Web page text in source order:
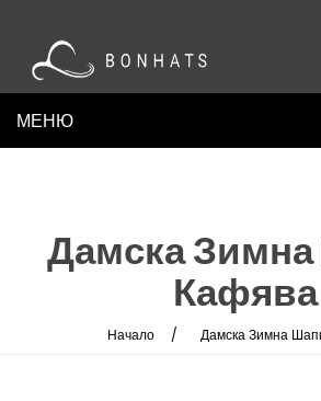
Дамска
Кафява
Начало Дамска Зимна